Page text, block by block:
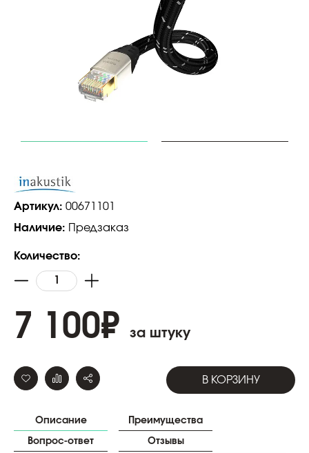
Артикул: 00671101
Наличие:
Предзаказ
Количество:
7 100₽ за штуку
В КОРЗИНУ
Описание Преимущества
Вопрос-ответ Отзывы